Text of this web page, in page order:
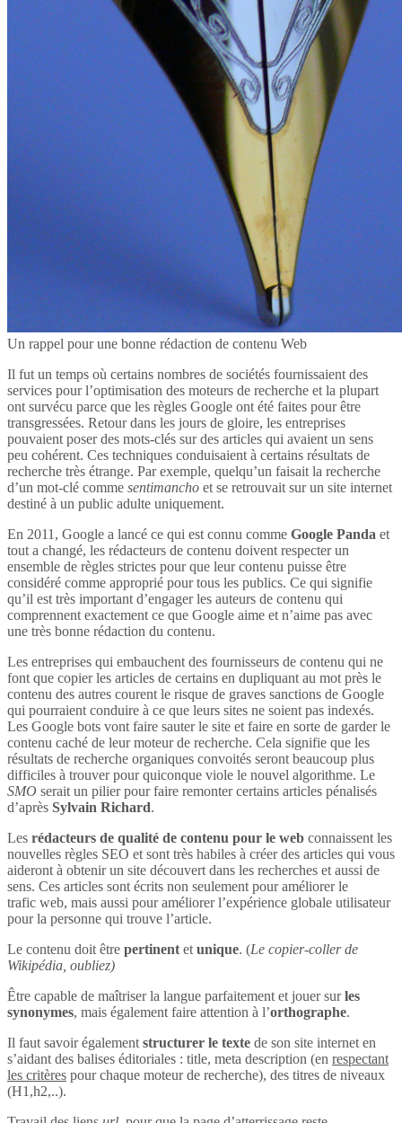
Un rappel pour une bonne rédaction de contenu Web
Il fut un temps où certains nombres de sociétés fournissaient des
services pour l’optimisation des moteurs de recherche et la plupart
ont survécu parce que les règles Google ont été faites pour être
transgressées. Retour dans les jours de gloire, les entreprises
pouvaient poser des mots-clés sur des articles qui avaient un sens
peu cohérent. Ces techniques conduisaient à certains résultats de
recherche très étrange. Par exemple, quelqu’un faisait la recherche
d’un mot-clé comme sentimancho et se retrouvait sur un site internet
destiné à un public adulte uniquement.
En 2011, Google a lancé ce qui est connu comme Google Panda et
tout a changé, les rédacteurs de contenu doivent respecter un
ensemble de règles strictes pour que leur contenu puisse être
considéré comme approprié pour tous les publics. Ce qui signifie
qu’il est très important d’engager les auteurs de contenu qui
comprennent exactement ce que Google aime et n’aime pas avec
une très bonne rédaction du contenu.
Les entreprises qui embauchent des fournisseurs de contenu qui ne
font que copier les articles de certains en dupliquant au mot près le
contenu des autres courent le risque de graves sanctions de Google
qui pourraient conduire à ce que leurs sites ne soient pas indexés.
Les Google bots vont faire sauter le site et faire en sorte de garder le
contenu caché de leur moteur de recherche. Cela signifie que les
résultats de recherche organiques convoités seront beaucoup plus
difficiles à trouver pour quiconque viole le nouvel algorithme. Le
SMO serait un pilier pour faire remonter certains articles pénalisés
d’après Sylvain Richard.
Les rédacteurs de qualité de contenu pour le web connaissent les
nouvelles règles SEO et sont très habiles à créer des articles qui vous
aideront à obtenir un site découvert dans les recherches et aussi de
sens. Ces articles sont écrits non seulement pour améliorer le
trafic web, mais aussi pour améliorer l’expérience globale utilisateur
pour la personne qui trouve l’article.
Le contenu doit être pertinent et unique. (Le copier-coller de
Wikipédia, oubliez)
Être capable de maîtriser la langue parfaitement et jouer surles
synonymes, mais également faire attention à l’orthographe.
Il faut savoir également structurer le texte de son site internet en
s’aidant des balises éditoriales : title, meta description (en respectant
les critères pour chaque moteur de recherche), des titres de niveaux
(H1,h2,..).